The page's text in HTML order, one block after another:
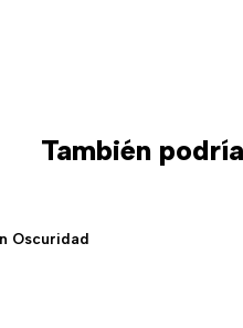
También
Oscuridad